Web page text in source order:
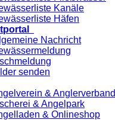
Kanäle
Häfen
Nachricht
senden
& Anglerverband
& Angelpark
& Onlineshop